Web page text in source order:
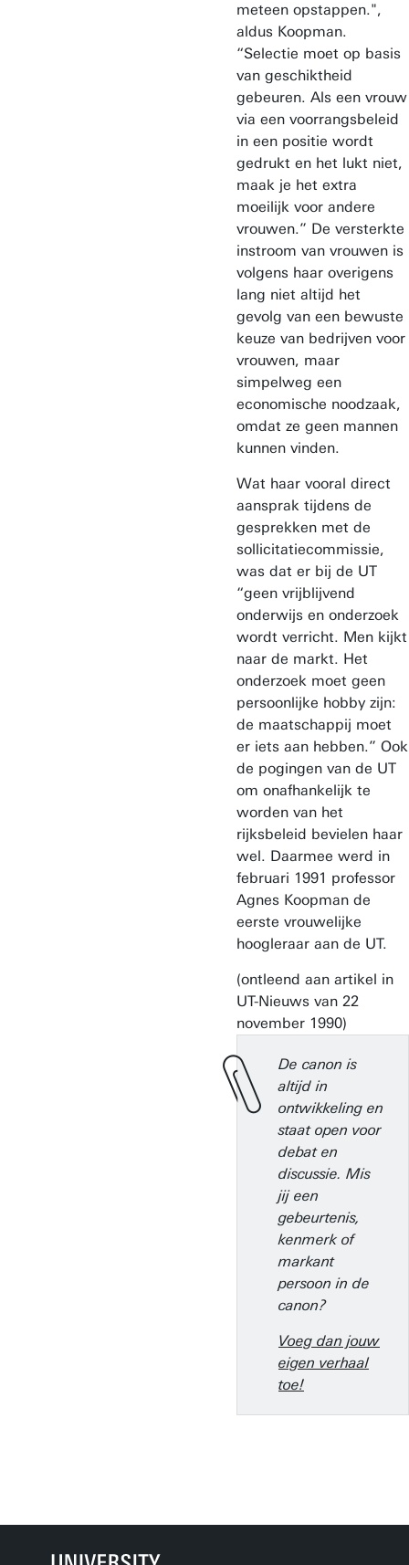
meteen opstappen.",
aldus Koopman.
“Selectie moet op basis
van geschiktheid
gebeuren. Als een vrouw
via een voorrangsbeleid
in een positie wordt
gedrukt en het lukt niet,
maak je het extra
moeilijk voor andere
vrouwen.” De versterkte
instroom van vrouwen is
volgens haar overigens
lang niet altijd het
gevolg van een bewuste
keuze van bedrijven voor
vrouwen, maar
simpelweg een
economische noodzaak,
omdat ze geen mannen
kunnen vinden.
Wat haar vooral direct
aansprak tijdens de
gesprekken met de
sollicitatiecommissie,
was dat er bij de UT
“geen vrijblijvend
onderwijs en onderzoek
wordt verricht. Men kijkt
naar de markt. Het
onderzoek moet geen
persoonlijke hobby zijn:
de maatschappij moet
er iets aan hebben.” Ook
de pogingen van de UT
om onafhankelijk te
worden van het
rijksbeleid bevielen haar
wel. Daarmee werd in
februari 1991 professor
Agnes Koopman de
eerste vrouwelijke
hoogleraar aan de UT.
(ontleend aan artikel in
UT-Nieuws van 22
november 1990)
De canon is
altijd in
ontwikkeling en
staat open voor
debat en
discussie. Mis
jij een
gebeurtenis,
kenmerk of
markant
persoon in de
canon?
Voeg dan jouw
eigen verhaal
toe!